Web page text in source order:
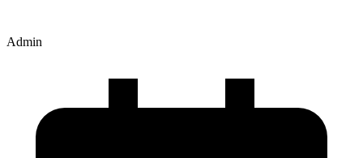
Admin